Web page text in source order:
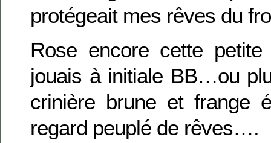
protégeait mes rêves du
Rose encore cette
jouais à initiale BB…ou
crinière brune et frange
regard peuplé de rêves….